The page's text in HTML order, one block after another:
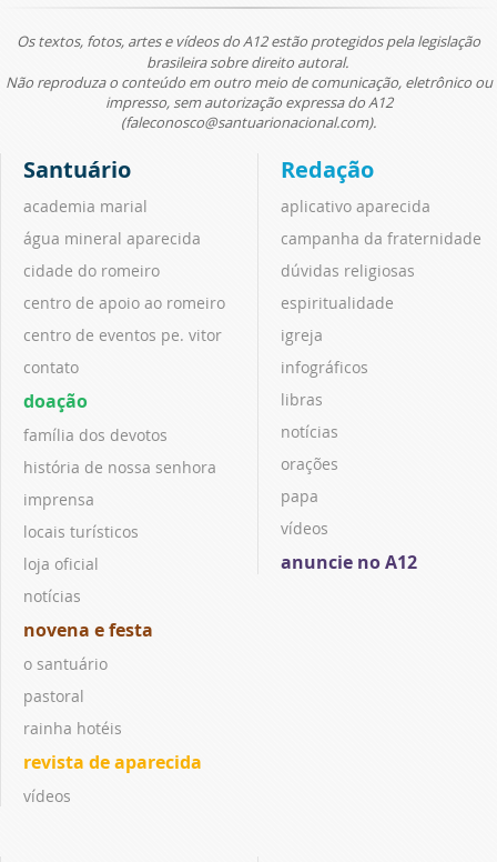
Os textos, fotos, artes e vídeos do A12 estão protegidos pela legislação
brasileira sobre direito autoral.
Não reproduza o conteúdo em outro meio de comunicação, eletrônico ou
impresso, sem autorização expressa do A12
(faleconosco@santuarionacional.com).
Santuário
academia marial
água mineral aparecida
cidade do romeiro
centro de apoio ao romeiro
centro de eventos pe. vitor
contato
doação
família dos devotos
história de nossa senhora
imprensa
locais turísticos
loja oficial
notícias
novena e festa
o santuário
pastoral
rainha hotéis
revista de aparecida
vídeos
Redação
aplicativo aparecida
campanha da fraternidade
dúvidas religiosas
espiritualidade
igreja
infográficos
libras
notícias
orações
papa
vídeos
anuncie no A12